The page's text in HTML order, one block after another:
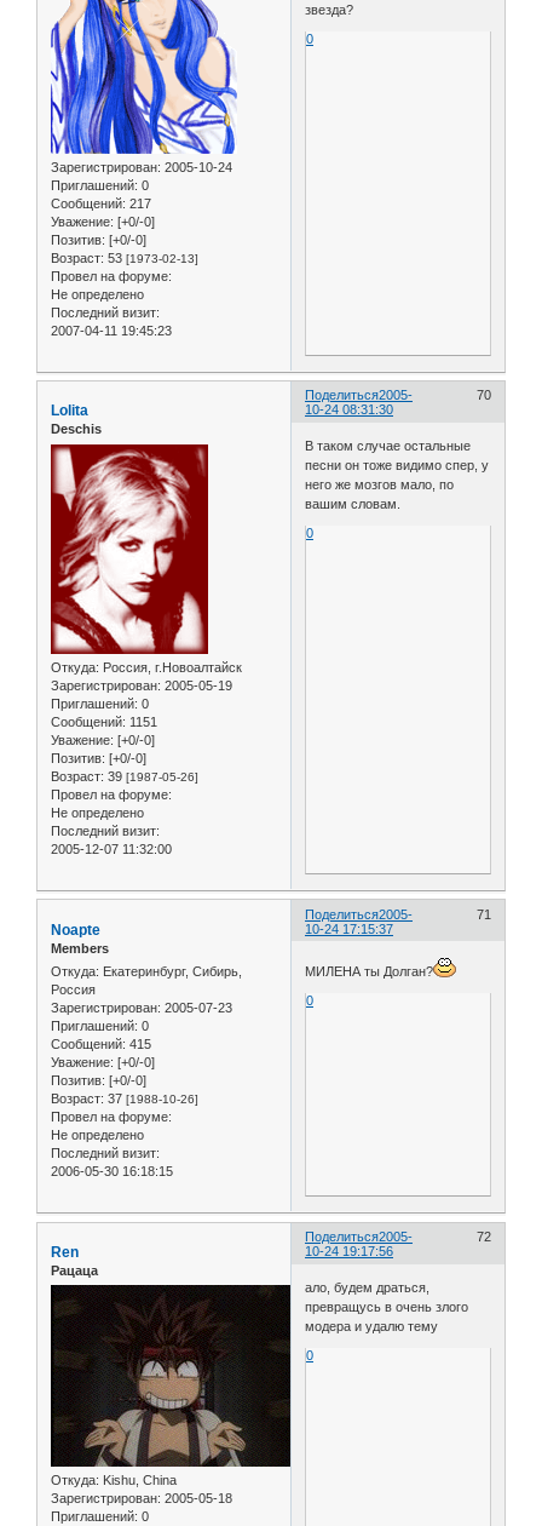
Зарегистрирован: 2005-10-24
Приглашений: 0
Сообщений: 217
Уважение: [+0/-0]
Позитив: [+0/-0]
Возраст: 53 [1973-02-13]
Провел на форуме:
Не определено
Последний визит:
2007-04-11 19:45:23
звезда?
0
Поделиться 70
2005-
10-24 08:31:30
Lolita
Deschis
Откуда: Россия, г.Новоалтайск
Зарегистрирован: 2005-05-19
Приглашений: 0
Сообщений: 1151
Уважение: [+0/-0]
Позитив: [+0/-0]
Возраст: 39 [1987-05-26]
Провел на форуме:
Не определено
Последний визит:
2005-12-07 11:32:00
В таком случае остальные
песни он тоже видимо спер, у
него же мозгов мало, по
вашим словам.
0
Поделиться 71
2005-
10-24 17:15:37
Noapte
Members
Откуда: Екатеринбург, Сибирь,
Россия
Зарегистрирован: 2005-07-23
Приглашений: 0
Сообщений: 415
Уважение: [+0/-0]
Позитив: [+0/-0]
Возраст: 37 [1988-10-26]
Провел на форуме:
Не определено
Последний визит:
2006-05-30 16:18:15
МИЛЕНА ты Долган?
0
Поделиться 72
2005-
10-24 19:17:56
Ren
Рацаца
Откуда: Kishu, China
Зарегистрирован: 2005-05-18
Приглашений: 0
ало, будем драться,
превращусь в очень злого
модера и удалю тему
0